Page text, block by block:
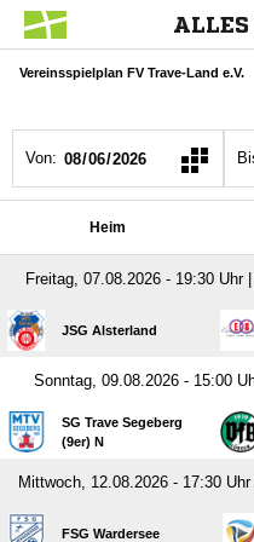
Vereinsspielplan FV Trave-Land e.V.
Von:
Heim
Freitag, 07.08.2026 - 19:30 Uhr
JSG Alsterland
Sonntag, 09.08.2026 - 15:00
SG Trave Segeberg
(9er) N
Mittwoch, 12.08.2026 - 17:30
FSG Wardersee